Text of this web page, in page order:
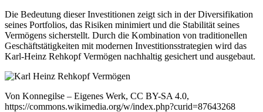
Die Bedeutung dieser Investitionen zeigt sich in der Diversifikation
seines Portfolios, das Risiken minimiert und die Stabilität seines
Vermögens sicherstellt. Durch die Kombination von traditionellen
Geschäftstätigkeiten mit modernen Investitionsstrategien wird das
Karl-Heinz Rehkopf Vermögen nachhaltig gesichert und ausgebaut.
Von Konnegilse – Eigenes Werk, CC BY-SA 4.0,
https://commons.wikimedia.org/w/index.php?curid=87643268